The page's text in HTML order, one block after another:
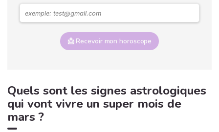
📩 Recevoir mon horoscope
Quels sont les signes astrologiques
qui vont vivre un super mois de
mars ?